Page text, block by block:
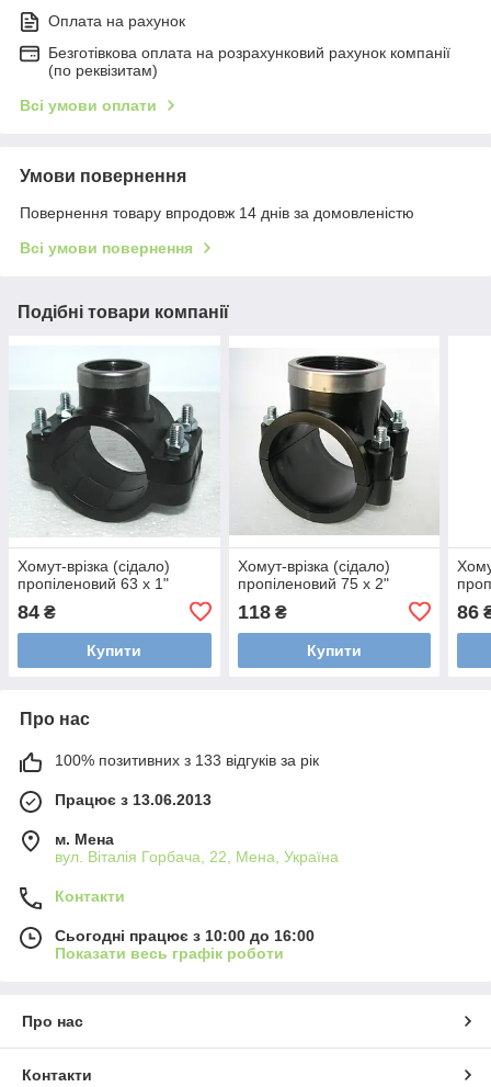
Оплата на рахунок
Безготівкова оплата на розрахунковий рахунок компанії
(по реквізитам)
Всі умови оплати
Умови повернення
Повернення товару впродовж 14 днів за домовленістю
Всі умови повернення
Подібні товари компанії
Хомут-врізка (сідало)
пропіленовий 63 х 1"
84 ₴
Купити
Хомут-врізка (сідало)
пропіленовий 75 х 2"
118₴
Купити
86
Про нас
100% позитивних з 133 відгуків за рік
Працює з 13.06.2013
м. Мена
вул. Віталія Горбача, 22, Мена, Україна
Контакти
Сьогодні працює з 10:00 до 16:00
Показати весь графік роботи
Про нас
Контакти